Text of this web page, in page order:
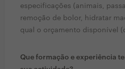
especificações (animais,
remoção de bolor, hidratar
qual o orçamento disponível
Que formação e experiência